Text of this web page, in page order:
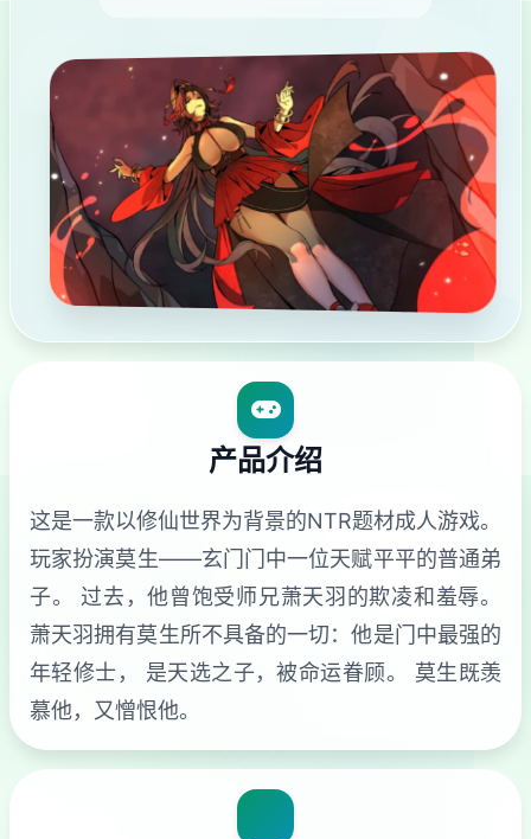
产品介绍
这是一款以修仙世界为背景的NTR题材成人游戏。
玩家扮演莫生——玄门门中一位天赋平平的普通弟
子。 过去，他曾饱受师兄萧天羽的欺凌和羞辱。
萧天羽拥有莫生所不具备的一切：他是门中最强的
年轻修士， 是天选之子，被命运眷顾。 莫生既羡
慕他，又憎恨他。